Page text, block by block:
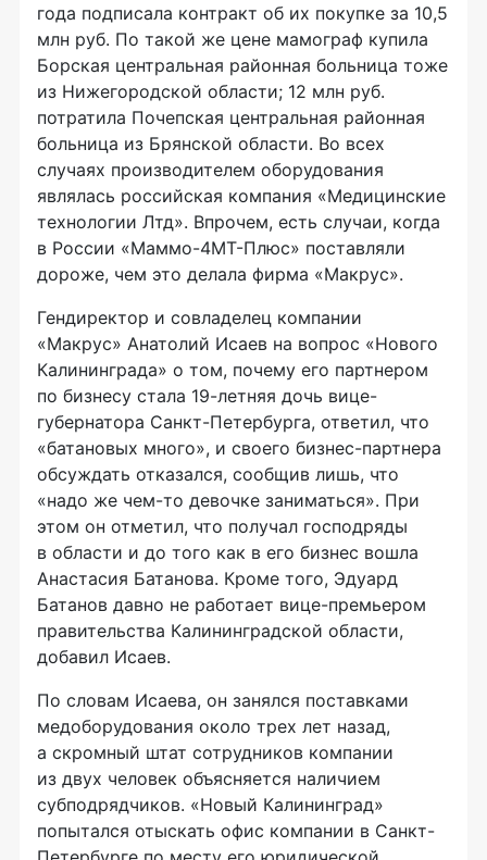
года подписала контракт об их покупке за 10,5
млн руб. По такой же цене мамограф купила
Борская центральная районная больница тоже
из Нижегородской области; 12 млн руб.
потратила Почепская центральная районная
больница из Брянской области. Во всех
случаях производителем оборудования
являлась российская компания «Медицинские
технологии Лтд». Впрочем, есть случаи, когда
в России «Маммо-4МТ-Плюс» поставляли
дороже, чем это делала фирма «Макрус».
Гендиректор и совладелец компании
«Макрус» Анатолий Исаев на вопрос «Нового
Калининграда» о том, почему его партнером
по бизнесу стала 19-летняя дочь вице-
губернатора Санкт-Петербурга, ответил, что
«батановых много», и своего бизнес-партнера
обсуждать отказался, сообщив лишь, что
«надо же чем-то девочке заниматься». При
этом он отметил, что получал господряды
в области и до того как в его бизнес вошла
Анастасия Батанова. Кроме того, Эдуард
Батанов давно не работает вице-премьером
правительства Калининградской области,
добавил Исаев.
По словам Исаева, он занялся поставками
медоборудования около трех лет назад,
а скромный штат сотрудников компании
из двух человек объясняется наличием
субподрядчиков. «Новый Калининград»
попытался отыскать офис компании в Санкт-